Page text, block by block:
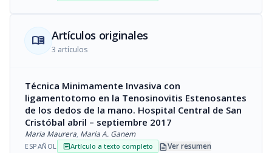
menu_book Artículos originales
3 artículos
Técnica Minimamente Invasiva con
ligamentotomo en la Tenosinovitis Estenosantes
de los dedos de la mano. Hospital Central de San
Cristóbal abril – septiembre 2017
Maria Maurera, Maria A. Ganem
ESPAÑOL articleArtículo a texto completo descriptionVer resumen